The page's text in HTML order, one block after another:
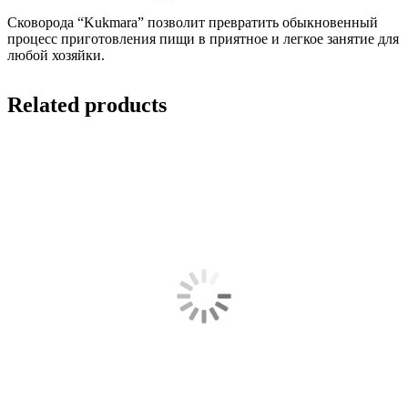
Сковорода “Kukmara” позволит превратить обыкновенный
процесс приготовления пищи в приятное и легкое занятие для
любой хозяйки.
Related products